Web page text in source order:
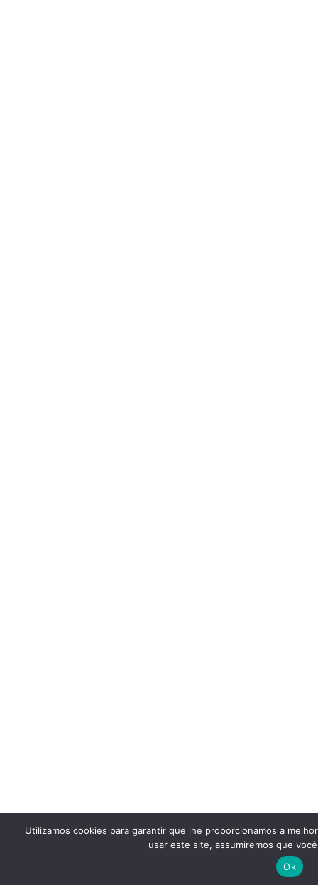
Utilizamos cookies para garantir que lhe proporcionamos a
usar este site, assumiremos que
Ok